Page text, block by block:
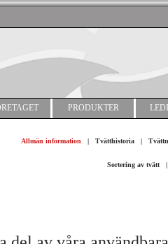
PRODUKTER
Allmän information | Tvätthistoria |
Sortering av tvätt